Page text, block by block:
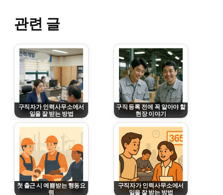
관련 글
구직자가 인력사무소에서
일을 잘 받는 방법
March 8, 2026
구직 등록 전에 꼭 알아야 할
현장 이야기
March 8, 2026
첫 출근 시 예쁨받는 행동요
령
구직자가 인력사무소에서
일을 잘 받는 방법